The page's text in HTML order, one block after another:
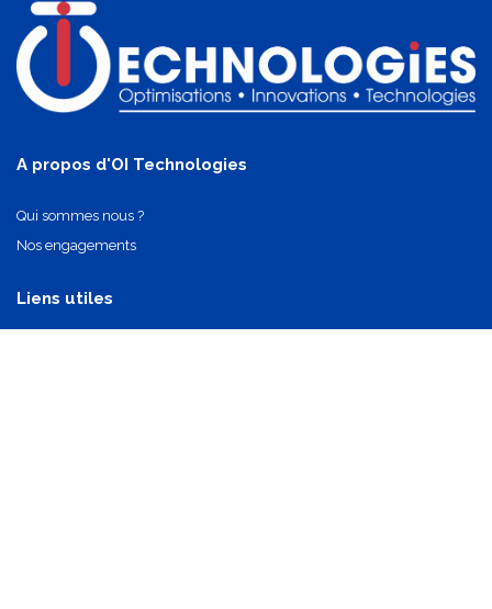
A propos d'OI Technologies
Qui sommes nous ?
Nos engagements
Liens utiles